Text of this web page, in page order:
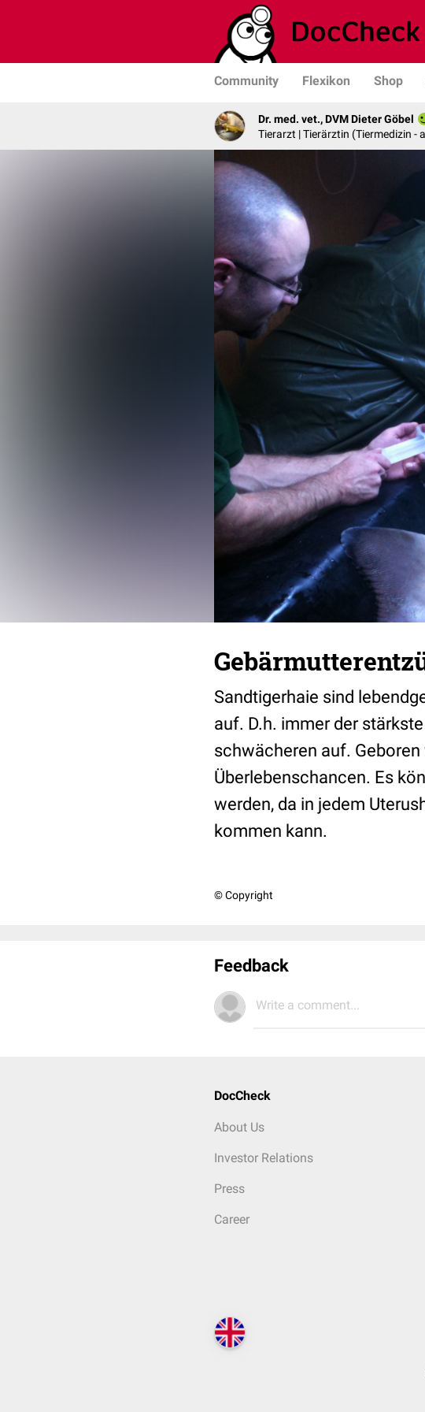
Community Flexikon Shop
Dr. med. vet., DVM Dieter Göbel
Tierarzt | Tierärztin (Tiermedizin -
Sandtigerhaie sind
auf. D.h. immer der
schwächeren auf.
Überlebenschancen. Es
werden, da in jedem
kommen kann.
© Copyright
Feedback
Write a comment...
DocCheck
About Us
Investor Relations
Press
Career